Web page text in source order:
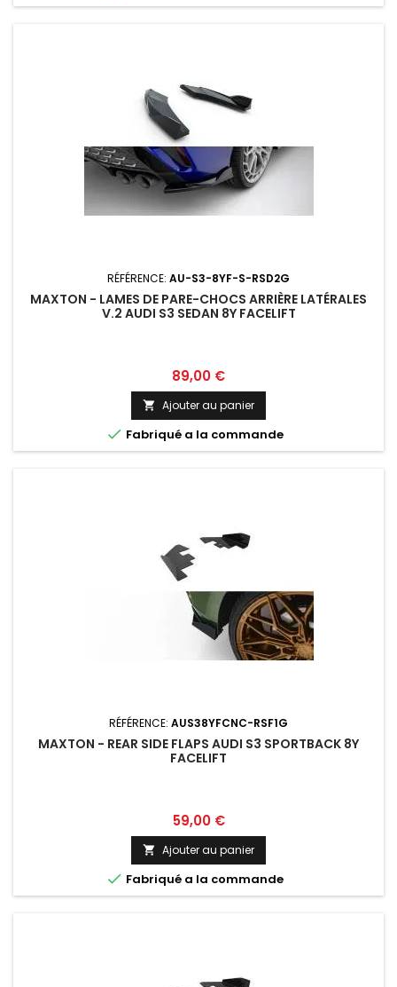
RÉFÉRENCE: AU-S3-8YF-S-RSD2G
MAXTON - LAMES DE PARE-CHOCS ARRIÈRE LATÉRALES
V.2 AUDI S3 SEDAN 8Y FACELIFT
Prix
89,00 €
 Ajouter au panier
 Fabriqué a la commande
RÉFÉRENCE: AUS38YFCNC-RSF1G
MAXTON - REAR SIDE FLAPS AUDI S3 SPORTBACK 8Y
FACELIFT
Prix
59,00 €
 Ajouter au panier
 Fabriqué a la commande